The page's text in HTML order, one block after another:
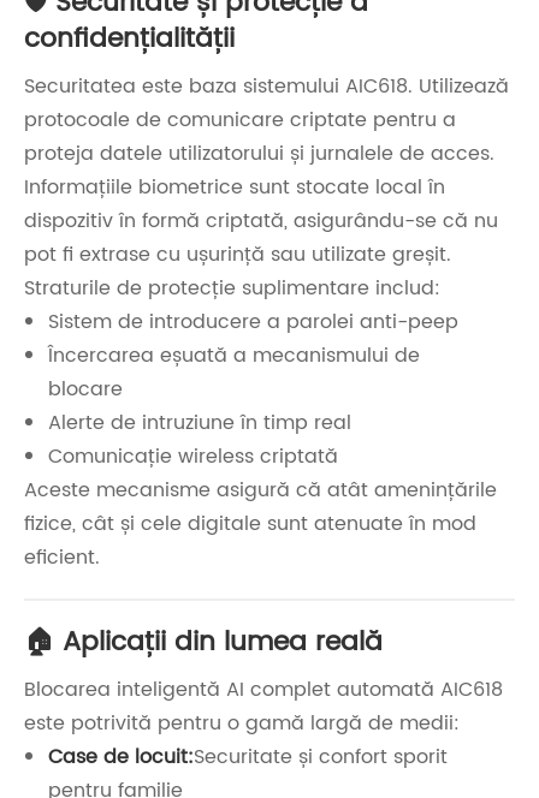
confidențialității
Securitatea este baza sistemului AIC618. Utilizează
protocoale de comunicare criptate pentru a
proteja datele utilizatorului și jurnalele de acces.
Informațiile biometrice sunt stocate local în
dispozitiv în formă criptată, asigurându-se că nu
pot fi extrase cu ușurință sau utilizate greșit.
Straturile de protecție suplimentare includ:
Sistem de introducere a parolei anti-peep
Încercarea eșuată a mecanismului de
blocare
Alerte de intruziune în timp real
Comunicație wireless criptată
Aceste mecanisme asigură că atât amenințările
fizice, cât și cele digitale sunt atenuate în mod
eficient.
🏠 Aplicații din lumea reală
Blocarea inteligentă AI complet automată AIC618
este potrivită pentru o gamă largă de medii:
Case de locuit:Securitate și confort sporit
pentru familie